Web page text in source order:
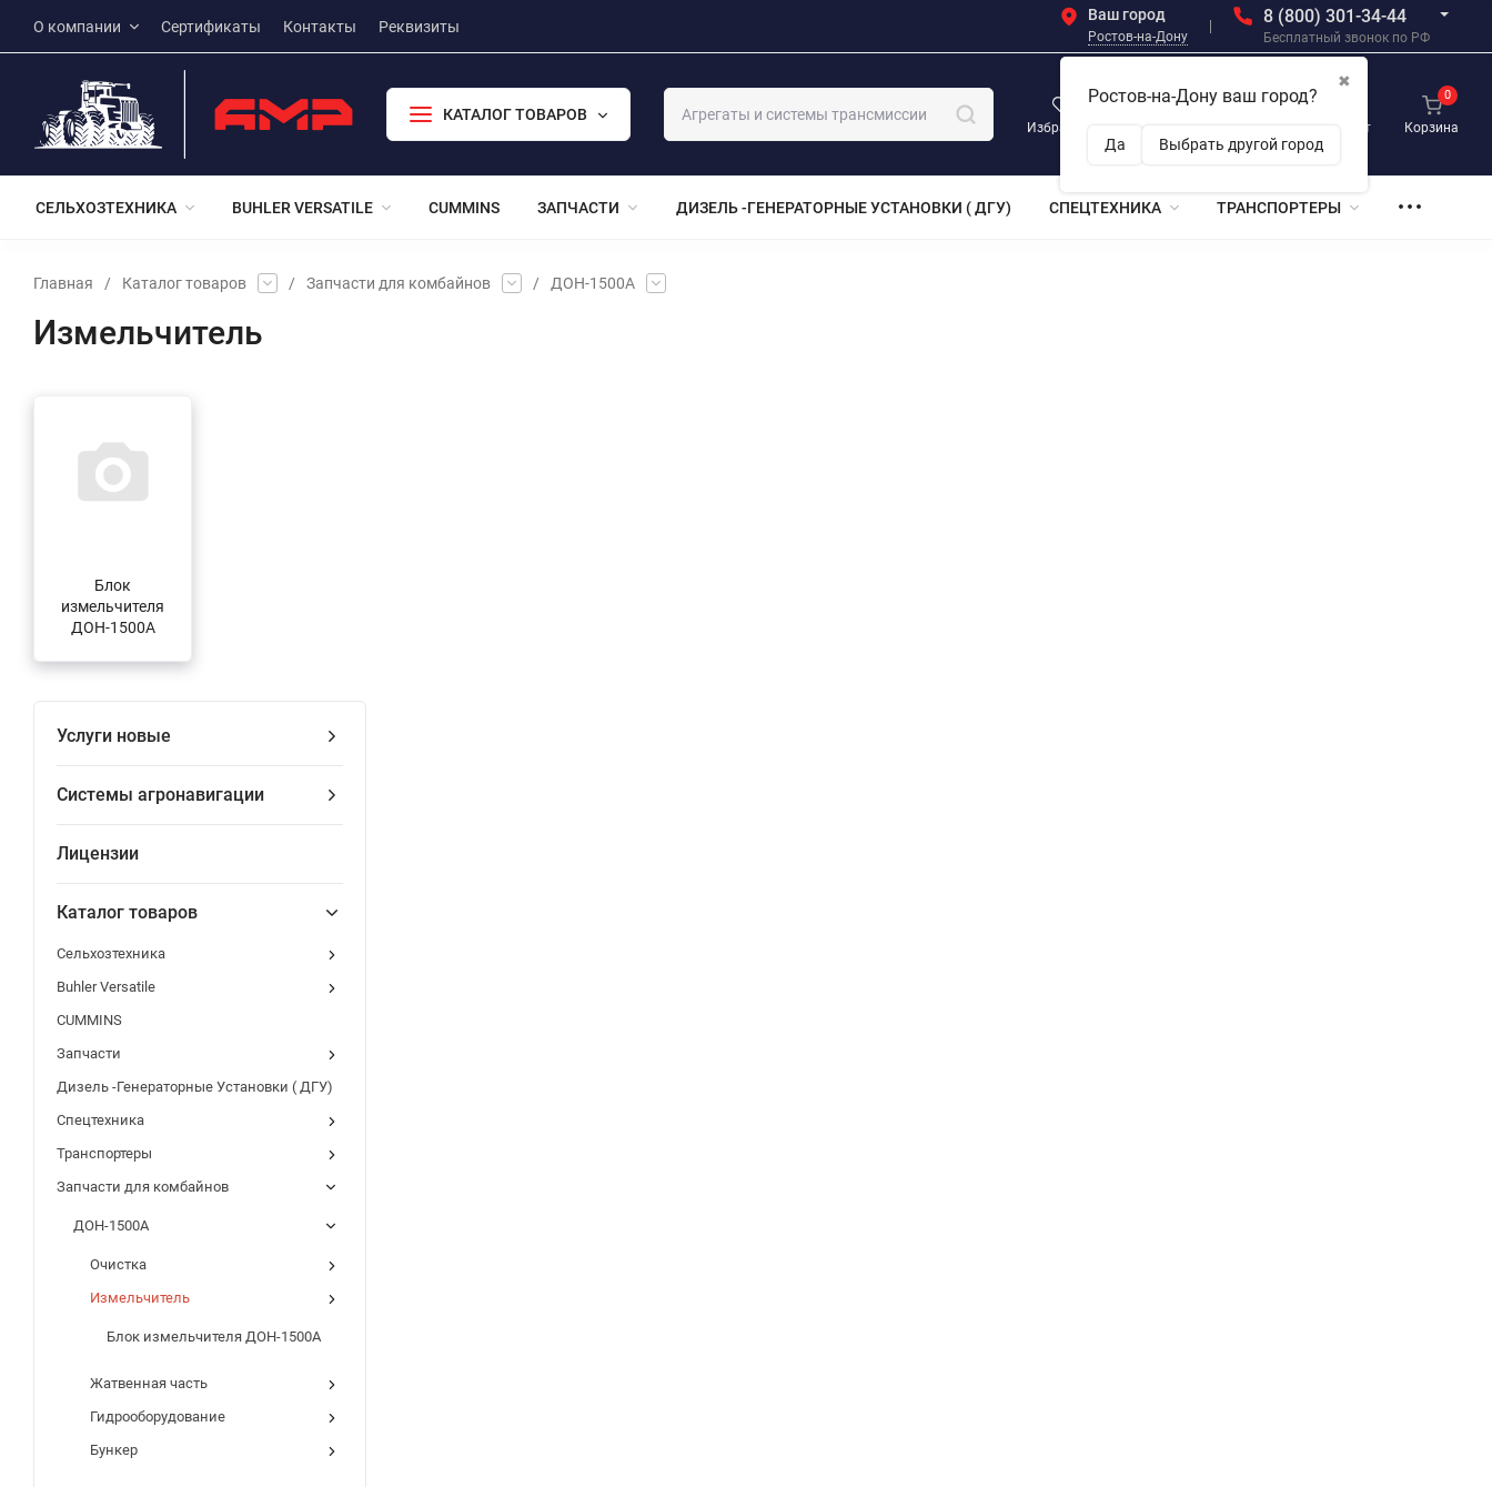
О компании Сертификаты Контакты Реквизиты
Ваш город
Ростов-на-Дону
✖
Ростов-на-Дону ваш город?
Да Выбрать другой город
8 (800) 301-34-44
Бесплатный звонок по РФ
КАТАЛОГ ТОВАРОВ
Избранное
0
Личный кабинет Корзина
0
СЕЛЬХОЗТЕХНИКА BUHLER VERSATILE CUMMINS ЗАПЧАСТИ ДИЗЕЛЬ -ГЕНЕРАТОРНЫЕ УСТАНОВКИ ( ДГУ) СПЕЦТЕХНИКА ТРАНСПОРТЕРЫ
Главная / Каталог товаров / Запчасти для комбайнов / ДОН-1500А
Измельчитель
Блок
измельчителя
ДОН-1500А
Услуги новые
Системы агронавигации
Лицензии
Каталог товаров
Сельхозтехника
Buhler Versatile
CUMMINS
Запчасти
Дизель -Генераторные Установки ( ДГУ)
Спецтехника
Транспортеры
Запчасти для комбайнов
ДОН-1500А
Очистка
Измельчитель
Блок измельчителя ДОН-1500А
Жатвенная часть
Гидрооборудование
Бункер